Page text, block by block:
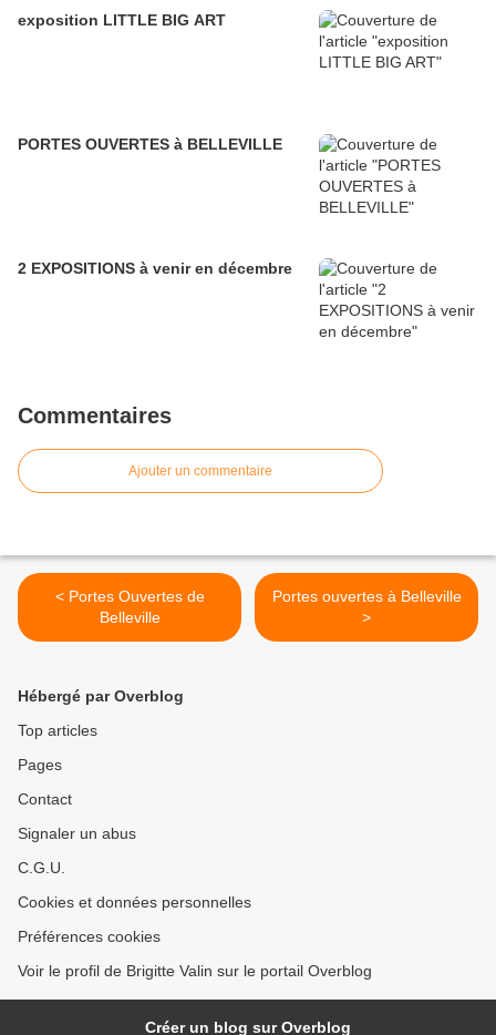
exposition LITTLE BIG ART
PORTES OUVERTES à BELLEVILLE
2 EXPOSITIONS à venir en décembre
Commentaires
Ajouter un commentaire
< Portes Ouvertes de
Belleville
Portes ouvertes à Belleville
>
Hébergé par Overblog
Top articles
Pages
Contact
Signaler un abus
C.G.U.
Cookies et données personnelles
Préférences cookies
Voir le profil de Brigitte Valin sur le portail Overblog
Créer un blog sur Overblog